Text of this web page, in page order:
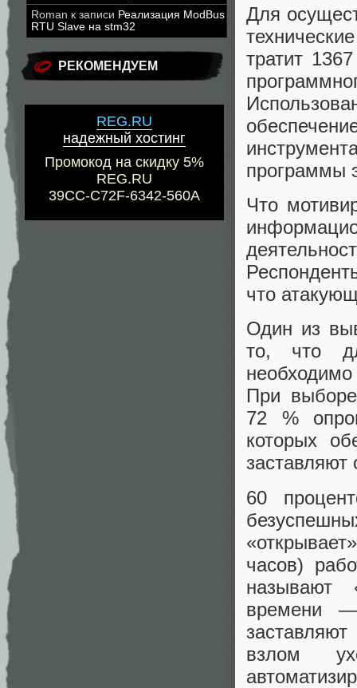
Roman к записи Реализация ModBus
RTU Slave на stm32
РЕКОМЕНДУЕМ
REG.RU
надежный хостинг
Промокод на скидку 5%
REG.RU
39CC-C72F-6342-560A
Для
тратит
программы
Что
что
Один из
то, что
При
72 %
которых
заставляют
60
часов)
называют
времени
взлом